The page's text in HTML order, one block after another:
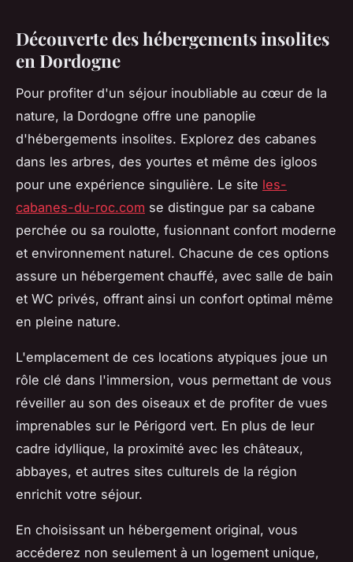
Découverte des hébergements insolites
en Dordogne
Pour profiter d'un séjour inoubliable au cœur de la
nature, la Dordogne offre une panoplie
d'hébergements insolites. Explorez des cabanes
dans les arbres, des yourtes et même des igloos
pour une expérience singulière. Le site les-
cabanes-du-roc.com se distingue par sa cabane
perchée ou sa roulotte, fusionnant confort moderne
et environnement naturel. Chacune de ces options
assure un hébergement chauffé, avec salle de bain
et WC privés, offrant ainsi un confort optimal même
en pleine nature.
L'emplacement de ces locations atypiques joue un
rôle clé dans l'immersion, vous permettant de vous
réveiller au son des oiseaux et de profiter de vues
imprenables sur le Périgord vert. En plus de leur
cadre idyllique, la proximité avec les châteaux,
abbayes, et autres sites culturels de la région
enrichit votre séjour.
En choisissant un hébergement original, vous
accéderez non seulement à un logement unique,